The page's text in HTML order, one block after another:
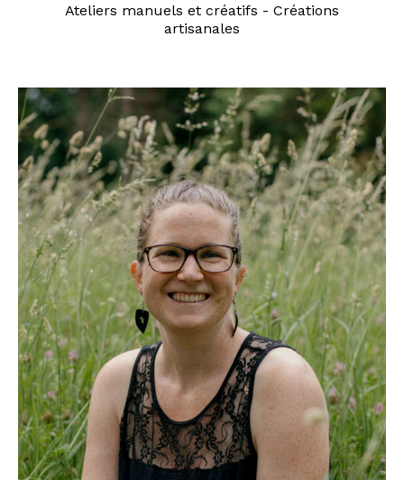
Ateliers manuels et créatifs - Créations
artisanales